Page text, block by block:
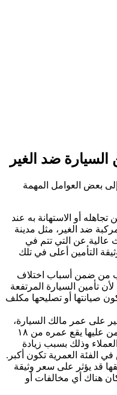
ضد الغير
بعض العوامل المهمة
تجاهله أو الاستهانة به عند
ضد الغير، مثل مدينة
عالية عن التي تتم في
التأمين أعلى في تلك
ضمن أسباب اختلاف
تأمين السيارة المرتفعة
صيانتها أو تصليحها مكلف
على عمر مالك السيارة،
لأنه إذا كان صاحب السيارة المؤمن عليها يقع عمره من ١٨
العملاء وذلك بسبب زيادة
الفئة العمرية تكون أكبر.
قد يؤثر على سعر وثيقة
هناك أي مخالفات أو